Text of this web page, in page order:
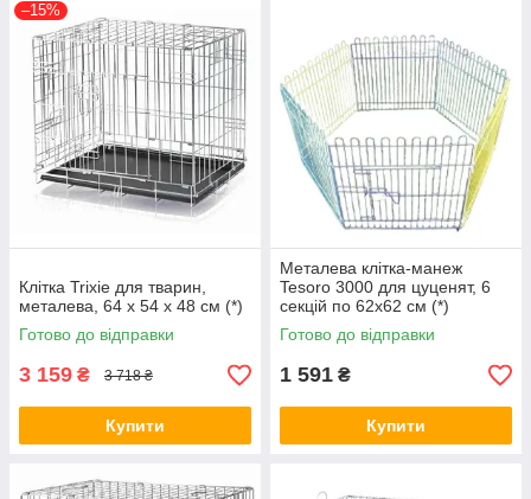
–15%
Клітка Trixie для тварин,
металева, 64 x 54 x 48 см (*)
Готово до відправки
3 159 ₴ 3 718 ₴
Купити
Металева клітка-манеж
Tesoro 3000 для цуценят, 6
секцій по 62х62 см (*)
Готово до відправки
1 591 ₴
Купити